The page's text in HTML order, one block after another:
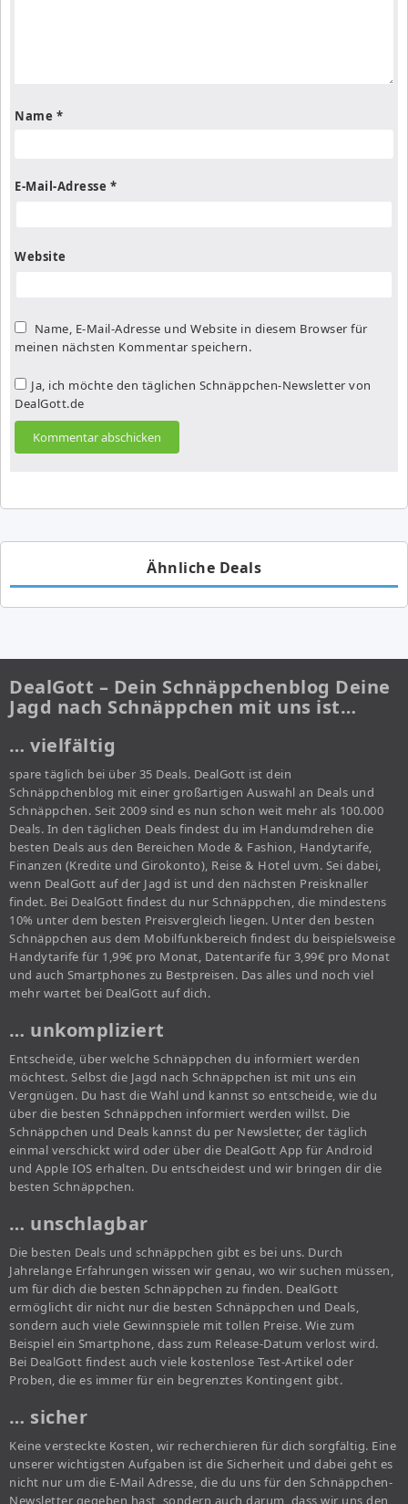
Name *
E-Mail-Adresse *
Website
Name, E-Mail-Adresse und Website in diesem Browser für
meinen nächsten Kommentar speichern.
Ja, ich möchte den täglichen Schnäppchen-Newsletter von
DealGott.de
Ähnliche Deals
DealGott – Dein Schnäppchenblog Deine
Jagd nach Schnäppchen mit uns ist…
… vielfältig
spare täglich bei über 35 Deals. DealGott ist dein
Schnäppchenblog mit einer großartigen Auswahl an Deals und
Schnäppchen. Seit 2009 sind es nun schon weit mehr als 100.000
Deals. In den täglichen Deals findest du im Handumdrehen die
besten Deals aus den Bereichen Mode & Fashion, Handytarife,
Finanzen (Kredite und Girokonto), Reise & Hotel uvm. Sei dabei,
wenn DealGott auf der Jagd ist und den nächsten Preisknaller
findet. Bei DealGott findest du nur Schnäppchen, die mindestens
10% unter dem besten Preisvergleich liegen. Unter den besten
Schnäppchen aus dem Mobilfunkbereich findest du beispielsweise
Handytarife für 1,99€ pro Monat, Datentarife für 3,99€ pro Monat
und auch Smartphones zu Bestpreisen. Das alles und noch viel
mehr wartet bei DealGott auf dich.
… unkompliziert
Entscheide, über welche Schnäppchen du informiert werden
möchtest. Selbst die Jagd nach Schnäppchen ist mit uns ein
Vergnügen. Du hast die Wahl und kannst so entscheide, wie du
über die besten Schnäppchen informiert werden willst. Die
Schnäppchen und Deals kannst du per Newsletter, der täglich
einmal verschickt wird oder über die DealGott App für Android
und Apple IOS erhalten. Du entscheidest und wir bringen dir die
besten Schnäppchen.
… unschlagbar
Die besten Deals und schnäppchen gibt es bei uns. Durch
Jahrelange Erfahrungen wissen wir genau, wo wir suchen müssen,
um für dich die besten Schnäppchen zu finden. DealGott
ermöglicht dir nicht nur die besten Schnäppchen und Deals,
sondern auch viele Gewinnspiele mit tollen Preise. Wie zum
Beispiel ein Smartphone, dass zum Release-Datum verlost wird.
Bei DealGott findest auch viele kostenlose Test-Artikel oder
Proben, die es immer für ein begrenztes Kontingent gibt.
… sicher
Keine versteckte Kosten, wir recherchieren für dich sorgfältig. Eine
unserer wichtigsten Aufgaben ist die Sicherheit und dabei geht es
nicht nur um die E-Mail Adresse, die du uns für den Schnäppchen-
Newsletter gegeben hast, sondern auch darum, dass wir uns den